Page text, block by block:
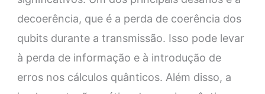
decoerência, que é a perda de coerência dos
qubits durante a transmissão. Isso pode levar
à perda de informação e à introdução de
erros nos cálculos quânticos. Além disso, a